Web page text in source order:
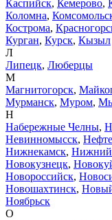
Каспийск, Кемерово,
Коломна,
Кострома,
Курган, Курск, Кызыл
Л
Липецк, Люберцы
М
Магнитогорск,
Мурманск, Муром,
Н
Набережные Челны,
Невинномысск,
Нижнекамск, Нижний
Новокузнецк,
Новороссийск,
Новошахтинск,
Ноябрьск
О